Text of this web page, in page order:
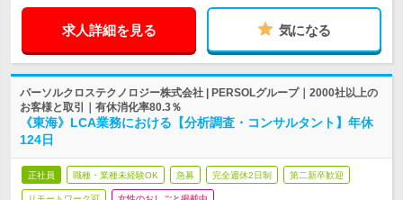
求人詳細を見る 気になる
パーソルクロステクノロジー株式会社 | PERSOLグループ｜2000社以上の
お客様と取引｜有休消化率80.3％
《東海》LCA業務における【分析調査・コンサルタント】年休
124日
正社員 職種・業種未経験OK 急募 完全週休2日制 第二新卒歓迎